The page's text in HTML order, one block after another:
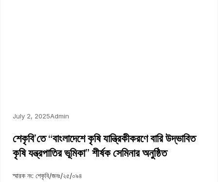
July 2, 2025Admin
শেকৃবি’তে “বাংলাদেশে কৃষি যান্ত্রিকীকরণে বারি উদ্ভাবিত
কৃষি যন্ত্রপাতির ভূমিকা” শীর্ষক সেমিনার অনুষ্ঠিত
স্মারক নং: শেকৃবি/জনঃ/২৫/০৯৪